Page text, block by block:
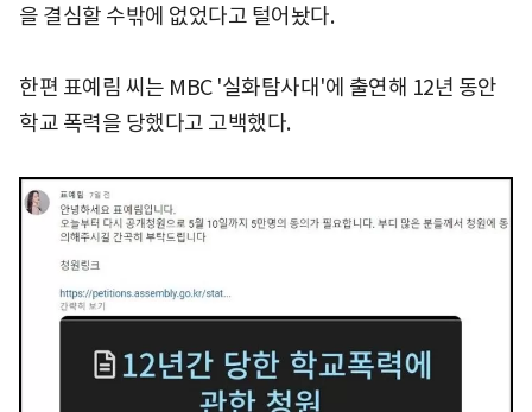
을 결심할 수밖에 없었다고 털어놨다.
한편 표예림 씨는 MBC '실화탐사대'에 출연해 12년 동안
학교 폭력을 당했다고 고백했다.